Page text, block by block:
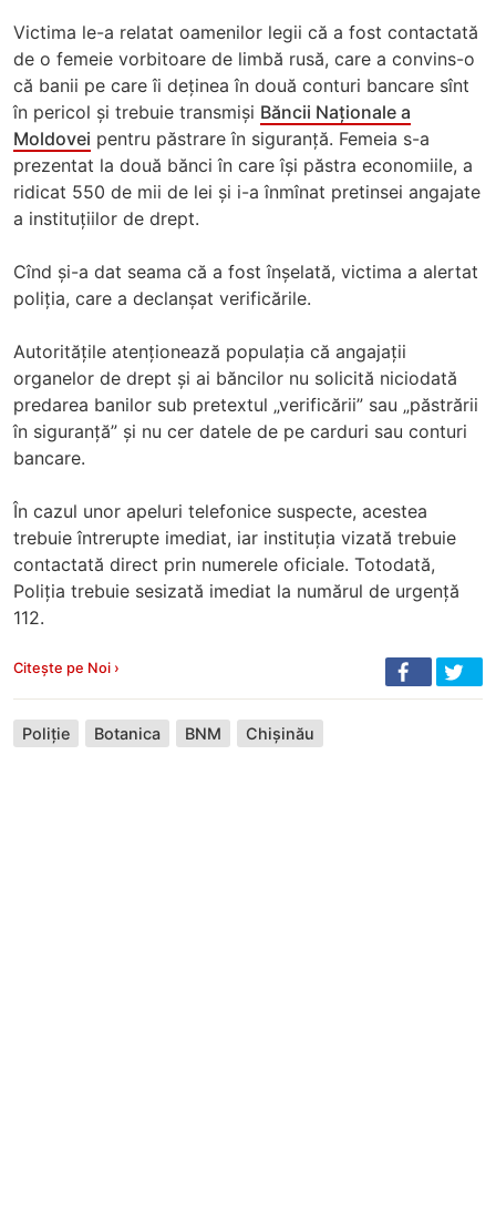
Victima le-a relatat oamenilor legii că a fost contactată
de o femeie vorbitoare de limbă rusă, care a convins-o
că banii pe care îi deținea în două conturi bancare sînt
în pericol și trebuie transmiși Băncii Naționale a
Moldovei pentru păstrare în siguranță. Femeia s-a
prezentat la două bănci în care își păstra economiile, a
ridicat 550 de mii de lei și i-a înmînat pretinsei angajate
a instituțiilor de drept.
Cînd și-a dat seama că a fost înșelată, victima a alertat
poliția, care a declanșat verificările.
Autoritățile atenționează populația că angajații
organelor de drept și ai băncilor nu solicită niciodată
predarea banilor sub pretextul „verificării” sau „păstrării
în siguranță” și nu cer datele de pe carduri sau conturi
bancare.
În cazul unor apeluri telefonice suspecte, acestea
trebuie întrerupte imediat, iar instituția vizată trebuie
contactată direct prin numerele oficiale. Totodată,
Poliția trebuie sesizată imediat la numărul de urgență
112.
Citește pe Noi ›
Poliție Botanica BNM Chișinău